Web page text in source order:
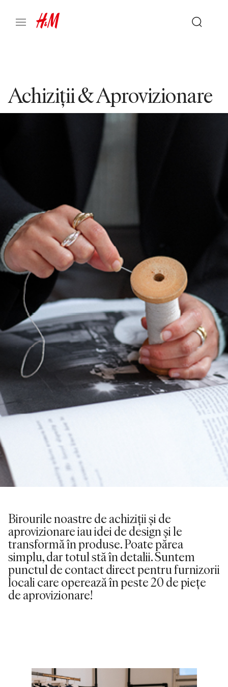
Achiziții & Aprovizionare
Birourile noastre de achiziții și de
aprovizionare iau idei de design și le
transformă în produse. Poate părea
simplu, dar totul stă în detalii. Suntem
punctul de contact direct pentru furnizorii
locali care operează în peste 20 de piețe
de aprovizionare!